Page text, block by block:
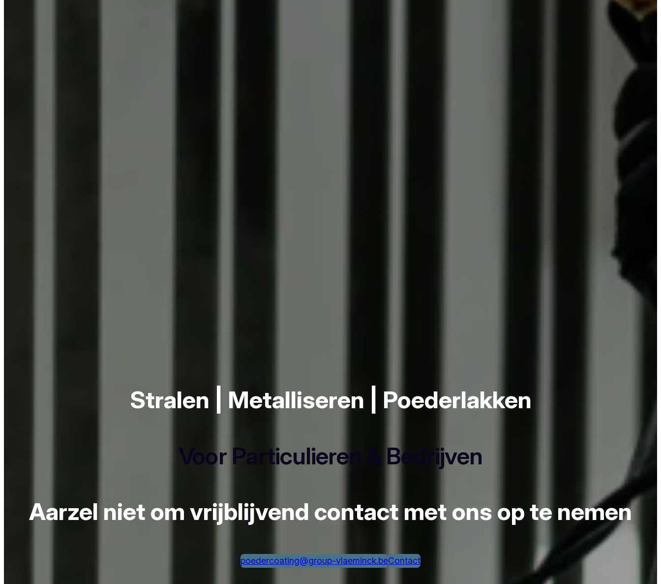
Stralen | Metalliseren | Poederlakken
Voor Particulieren & Bedrijven
Aarzel niet om vrijblijvend contact met ons op te nemen
poedercoating@group-vlaeminck.beContact